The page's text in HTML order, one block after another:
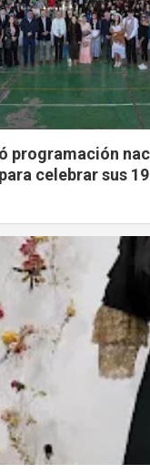
programación
celebrar sus